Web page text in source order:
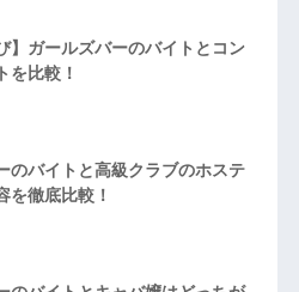
】ガールズバーのバイトとコン
を比較！
のバイトと高級クラブのホステ
を徹底比較！